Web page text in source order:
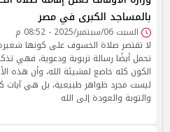
بالمساجد الكبرى في مصر
السبت 06/سبتمبر/2025 - 08:52 م
لا تقتصر صلاة الخسوف على كونها
تحمل أيضًا رسالة تربوية ودعوية، فهي
الكون كله خاضع لمشيئة الله، وأن هذه
ليست مجرد ظواهر طبيعية، بل هي آيات
والتوبة والعودة إلى الله